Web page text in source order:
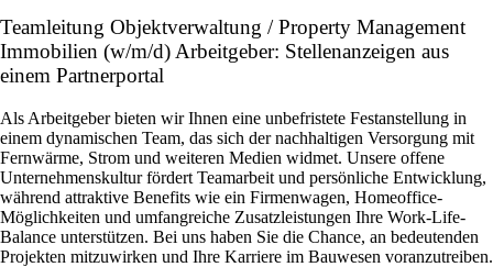
Teamleitung Objektverwaltung / Property Management
Immobilien (w/m/d) Arbeitgeber: Stellenanzeigen aus
einem Partnerportal
Als Arbeitgeber bieten wir Ihnen eine unbefristete Festanstellung in
einem dynamischen Team, das sich der nachhaltigen Versorgung mit
Fernwärme, Strom und weiteren Medien widmet. Unsere offene
Unternehmenskultur fördert Teamarbeit und persönliche Entwicklung,
während attraktive Benefits wie ein Firmenwagen, Homeoffice-
Möglichkeiten und umfangreiche Zusatzleistungen Ihre Work-Life-
Balance unterstützen. Bei uns haben Sie die Chance, an bedeutenden
Projekten mitzuwirken und Ihre Karriere im Bauwesen voranzutreiben.